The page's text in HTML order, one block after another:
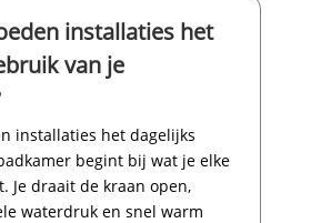
installaties het
van je
installaties het dagelijks
begint bij wat je elke
Je draait de kraan open,
waterdruk en snel warm